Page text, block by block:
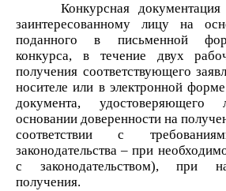
Конкурсная
заинтересованному лицу на
поданного в письменной
конкурса, в течение двух
получения соответствующего
носителе или в электронной
документа,
основании доверенности на
соответствии с
законодательства – при
с законодательством), при
получения.